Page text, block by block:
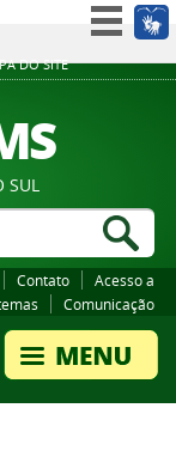
DO SITE
SUL
Contato
Acesso a
Comunicação